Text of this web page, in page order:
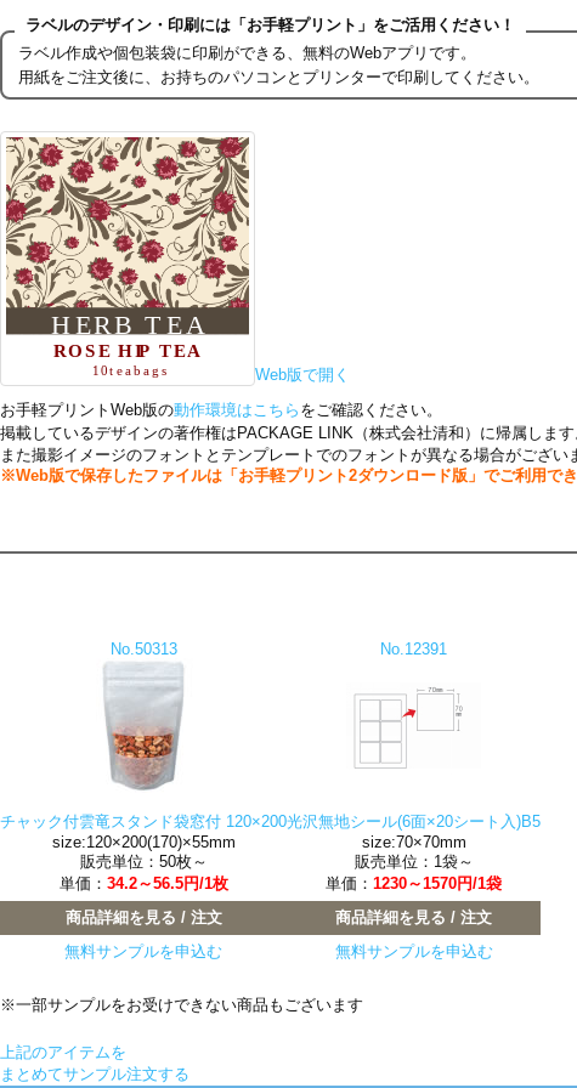
ラベルのデザイン・印刷には「お手軽プリント」をご活用ください！
ラベル作成や個包装袋に印刷ができる、無料のWebアプリです。
用紙をご注文後に、お持ちのパソコンとプリンターで印刷してください。
Web版で開く
お手軽プリントWeb版の動作環境はこちら をご確認ください。
掲載しているデザインの著作権はPACKAGE LINK（株式会社清和）に帰属しま
また撮影イメージのフォントとテンプレートでのフォントが異なる場合がござ
※Web版で保存したファイルは「お手軽プリント2ダウンロード版」でご利用でき
No.50313
チャック付雲竜スタンド袋窓付 120×200
size:120×200(170)×55mm
販売単位：50枚～
単価： 34.2～56.5円/1枚
商品詳細を見る / 注文
無料サンプルを申込む
No.12391
光沢無地シール(6面×20シート入)B5
size:70×70mm
販売単位：1袋～
単価： 1230～1570円/1袋
商品詳細を見る / 注文
無料サンプルを申込む
※一部サンプルをお受けできない商品もございます
上記のアイテムを
まとめてサンプル注文する